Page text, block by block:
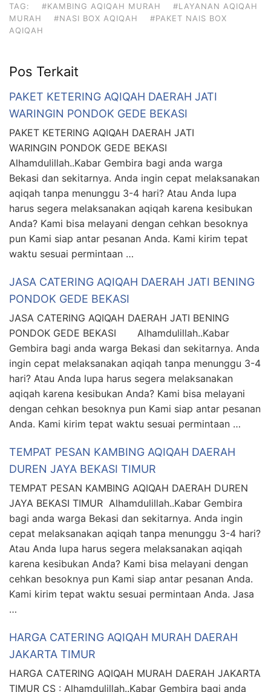
TAG: #KAMBING AQIQAH MURAH
#LAYANAN AQIQAH
MURAH
#NASI BOX AQIQAH
#PAKET NAIS BOX
AQIQAH
Pos Terkait
PAKET KETERING AQIQAH DAERAH JATI
WARINGIN PONDOK GEDE BEKASI
PAKET KETERING AQIQAH DAERAH JATI
WARINGIN PONDOK GEDE BEKASI
Alhamdulillah..Kabar Gembira bagi anda warga
Bekasi dan sekitarnya. Anda ingin cepat melaksanakan
aqiqah tanpa menunggu 3-4 hari? Atau Anda lupa
harus segera melaksanakan aqiqah karena kesibukan
Anda? Kami bisa melayani dengan cehkan besoknya
pun Kami siap antar pesanan Anda. Kami kirim tepat
waktu sesuai permintaan …
JASA CATERING AQIQAH DAERAH JATI BENING
PONDOK GEDE BEKASI
JASA CATERING AQIQAH DAERAH JATI BENING
PONDOK GEDE BEKASI Alhamdulillah..Kabar
Gembira bagi anda warga Bekasi dan sekitarnya. Anda
ingin cepat melaksanakan aqiqah tanpa menunggu 3-4
hari? Atau Anda lupa harus segera melaksanakan
aqiqah karena kesibukan Anda? Kami bisa melayani
dengan cehkan besoknya pun Kami siap antar pesanan
Anda. Kami kirim tepat waktu sesuai permintaan …
TEMPAT PESAN KAMBING AQIQAH DAERAH
DUREN JAYA BEKASI TIMUR
TEMPAT PESAN KAMBING AQIQAH DAERAH DUREN
JAYA BEKASI TIMUR Alhamdulillah..Kabar Gembira
bagi anda warga Bekasi dan sekitarnya. Anda ingin
cepat melaksanakan aqiqah tanpa menunggu 3-4 hari?
Atau Anda lupa harus segera melaksanakan aqiqah
karena kesibukan Anda? Kami bisa melayani dengan
cehkan besoknya pun Kami siap antar pesanan Anda.
Kami kirim tepat waktu sesuai permintaan Anda. Jasa
…
HARGA CATERING AQIQAH MURAH DAERAH
JAKARTA TIMUR
HARGA CATERING AQIQAH MURAH DAERAH JAKARTA
TIMUR CS : Alhamdulillah..Kabar Gembira bagi anda